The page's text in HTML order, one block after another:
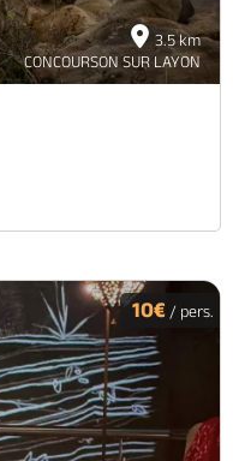
3.5 km
CONCOURSON SUR LAYON
10€ / pers.